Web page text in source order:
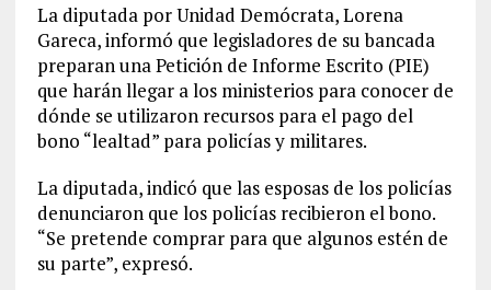
La diputada por Unidad Demócrata, Lorena
Gareca, informó que legisladores de su bancada
preparan una Petición de Informe Escrito (PIE)
que harán llegar a los ministerios para conocer de
dónde se utilizaron recursos para el pago del
bono “lealtad” para policías y militares.
La diputada, indicó que las esposas de los policías
denunciaron que los policías recibieron el bono.
“Se pretende comprar para que algunos estén de
su parte”, expresó.